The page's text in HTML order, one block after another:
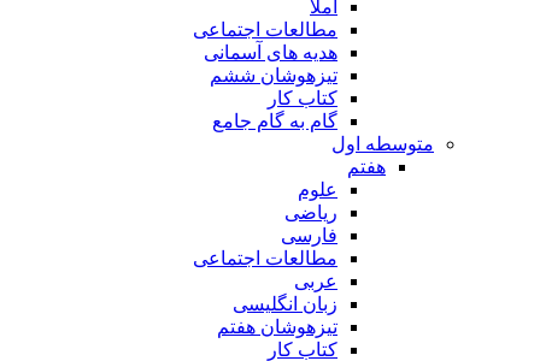
املا
مطالعات اجتماعی
هدیه های آسمانی
تیزهوشان ششم
کتاب کار
گام به گام جامع
متوسطه اول
هفتم
علوم
ریاضی
فارسی
مطالعات اجتماعی
عربی
زبان انگلیسی
تیزهوشان هفتم
کتاب کار